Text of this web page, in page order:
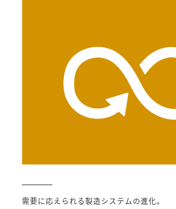
需要に応えられる製造システムの進化。